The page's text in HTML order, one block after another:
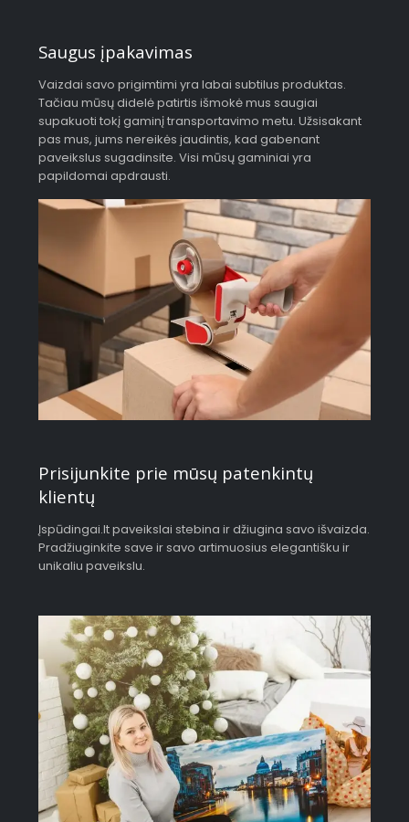
Saugus įpakavimas
Vaizdai savo prigimtimi yra labai subtilus produktas.
Tačiau mūsų didelė patirtis išmokė mus saugiai
supakuoti tokį gaminį transportavimo metu. Užsisakant
pas mus, jums nereikės jaudintis, kad gabenant
paveikslus sugadinsite. Visi mūsų gaminiai yra
papildomai apdrausti.
Prisijunkite prie mūsų patenkintų
klientų
Įspūdingai.lt paveikslai stebina ir džiugina savo išvaizda.
Pradžiuginkite save ir savo artimuosius elegantišku ir
unikaliu paveikslu.